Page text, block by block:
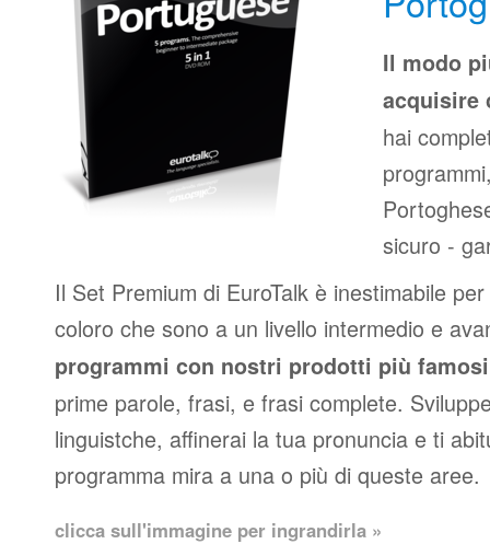
Il modo
acquisire
hai
sicuro -
Il Set Premium di EuroTalk è inestimabile
coloro che sono a un livello intermedio e
programmi con nostri prodotti più famosi
prime parole, frasi, e frasi complete.
linguistche, affinerai la tua pronuncia e ti
programma mira a una o più di queste aree.
clicca sull'immagine per ingrandirla »